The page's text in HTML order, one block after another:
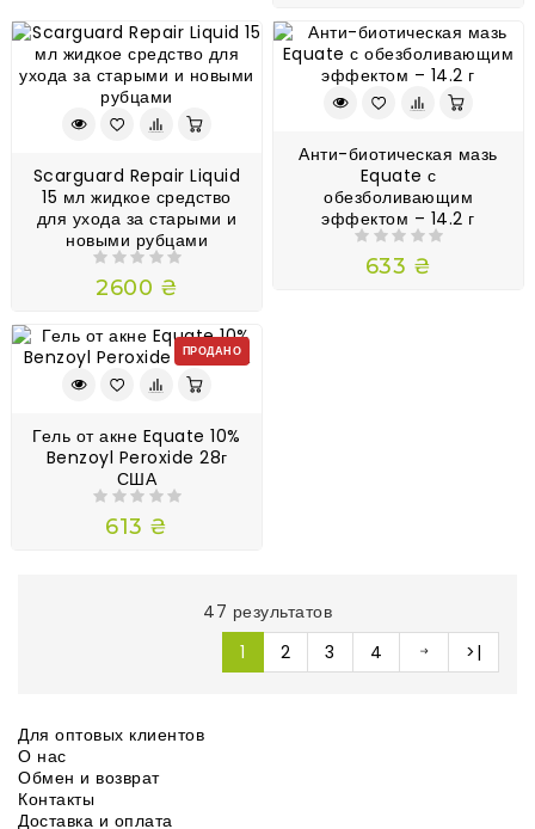
Scarguard Repair Liquid
15 мл жидкое средство
для ухода за старыми и
новыми рубцами
2600 ₴
Анти-биотическая мазь
Equate с
обезболивающим
эффектом – 14.2 г
633 ₴
ПРОДАНО
Гель от акне Equate 10%
Benzoyl Peroxide 28г
США
613 ₴
47 результатов
1
2 3 4 >|
Для оптовых клиентов
О нас
Обмен и возврат
Контакты
Доставка и оплата